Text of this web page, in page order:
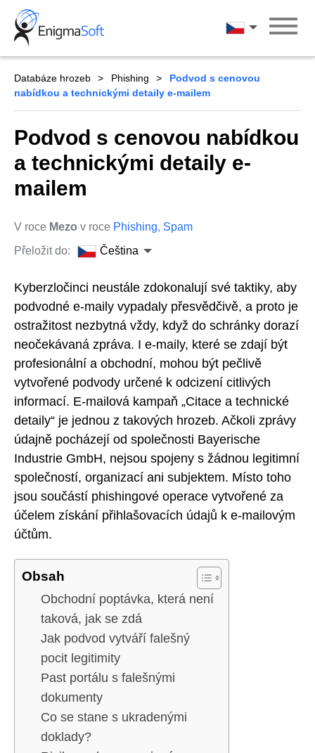
Skip
content
Čeština
Databáze hrozeb Phishing
Podvod s cenovou
nabídkou a technickými detaily e-mailem
Podvod s cenovou nabídkou
a technickými detaily e-
mailem
V roce Mezo v roce Phishing, Spam
Přeložit do:
Čeština
Kyberzločinci neustále zdokonalují své taktiky, aby
podvodné e-maily vypadaly přesvědčivě, a proto je
ostražitost nezbytná vždy, když do schránky dorazí
neočekávaná zpráva. I e-maily, které se zdají být
profesionální a obchodní, mohou být pečlivě
vytvořené podvody určené k odcizení citlivých
informací. E-mailová kampaň „Citace a technické
detaily“ je jednou z takových hrozeb. Ačkoli zprávy
údajně pocházejí od společnosti Bayerische
Industrie GmbH, nejsou spojeny s žádnou legitimní
společností, organizací ani subjektem. Místo toho
jsou součástí phishingové operace vytvořené za
účelem získání přihlašovacích údajů k e-mailovým
účtům.
Obsah
Obchodní poptávka, která není
taková, jak se zdá
Jak podvod vytváří falešný
pocit legitimity
Past portálu s falešnými
dokumenty
Co se stane s ukradenými
doklady?